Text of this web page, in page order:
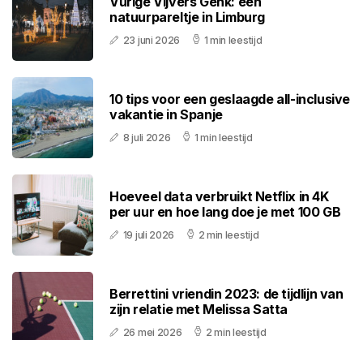
natuurpareltje in Limburg
23 juni 2026 1 min leestijd
10 tips voor een geslaagde all-inclusive
vakantie in Spanje
8 juli 2026 1 min leestijd
Hoeveel data verbruikt Netflix in 4K
per uur en hoe lang doe je met 100 GB
19 juli 2026 2 min leestijd
Berrettini vriendin 2023: de tijdlijn van
zijn relatie met Melissa Satta
26 mei 2026 2 min leestijd